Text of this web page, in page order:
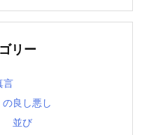
リー
言
の良し悪し
並び